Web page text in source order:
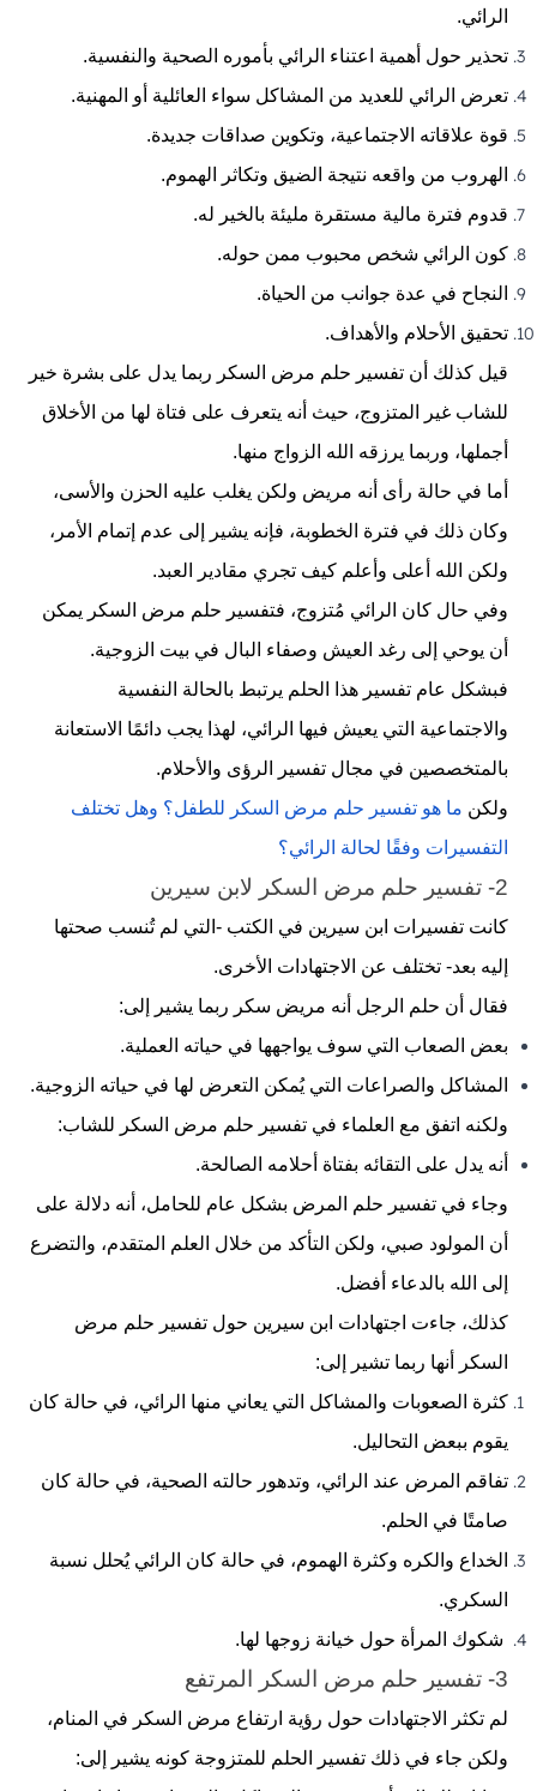
الرائي.
تحذير حول أهمية اعتناء الرائي بأموره الصحية والنفسية.
تعرض الرائي للعديد من المشاكل سواء العائلية أو المهنية.
قوة علاقاته الاجتماعية، وتكوين صداقات جديدة.
الهروب من واقعه نتيجة الضيق وتكاثر الهموم.
قدوم فترة مالية مستقرة مليئة بالخير له.
كون الرائي شخص محبوب ممن حوله.
النجاح في عدة جوانب من الحياة.
تحقيق الأحلام والأهداف.
قيل كذلك أن تفسير حلم مرض السكر ربما يدل على بشرة خير
للشاب غير المتزوج، حيث أنه يتعرف على فتاة لها من الأخلاق
أجملها، وربما يرزقه الله الزواج منها.
أما في حالة رأى أنه مريض ولكن يغلب عليه الحزن والأسى،
وكان ذلك في فترة الخطوبة، فإنه يشير إلى عدم إتمام الأمر،
ولكن الله أعلى وأعلم كيف تجري مقادير العبد.
وفي حال كان الرائي مُتزوج، فتفسير حلم مرض السكر يمكن
أن يوحي إلى رغد العيش وصفاء البال في بيت الزوجية.
فبشكل عام تفسير هذا الحلم يرتبط بالحالة النفسية
والاجتماعية التي يعيش فيها الرائي، لهذا يجب دائمًا الاستعانة
بالمتخصصين في مجال تفسير الرؤى والأحلام.
ولكن ما هو تفسير حلم مرض السكر للطفل؟ وهل تختلف
التفسيرات وفقًا لحالة الرائي؟
2- تفسير حلم مرض السكر لابن سيرين
كانت تفسيرات ابن سيرين في الكتب -التي لم تُنسب صحتها
إليه بعد- تختلف عن الاجتهادات الأخرى.
فقال أن حلم الرجل أنه مريض سكر ربما يشير إلى:
بعض الصعاب التي سوف يواجهها في حياته العملية.
المشاكل والصراعات التي يُمكن التعرض لها في حياته الزوجية.
ولكنه اتفق مع العلماء في تفسير حلم مرض السكر للشاب:
أنه يدل على التقائه بفتاة أحلامه الصالحة.
وجاء في تفسير حلم
المرض بشكل عام للحامل، أنه دلالة على
أن المولود صبي، ولكن التأكد من خلال العلم المتقدم، والتضرع
إلى الله بالدعاء أفضل.
كذلك، جاءت اجتهادات ابن سيرين حول تفسير حلم مرض
السكر أنها ربما تشير إلى:
كثرة الصعوبات والمشاكل التي يعاني منها الرائي، في حالة كان
يقوم ببعض التحاليل.
تفاقم المرض عند الرائي، وتدهور حالته الصحية، في حالة كان
صامتًا في الحلم.
الخداع والكره وكثرة الهموم، في حالة كان الرائي يُحلل نسبة
السكري.
شكوك المرأة حول خيانة زوجها لها.
3- تفسير حلم مرض السكر المرتفع
لم تكثر الاجتهادات حول رؤية ارتفاع مرض السكر في المنام،
ولكن جاء في ذلك تفسير الحلم للمتزوجة كونه يشير إلى: